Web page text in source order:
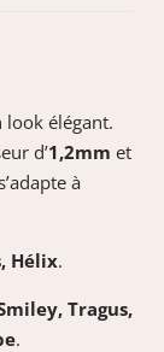
look élégant.
d’1,2mm et
à
Hélix.
Tragus,
.